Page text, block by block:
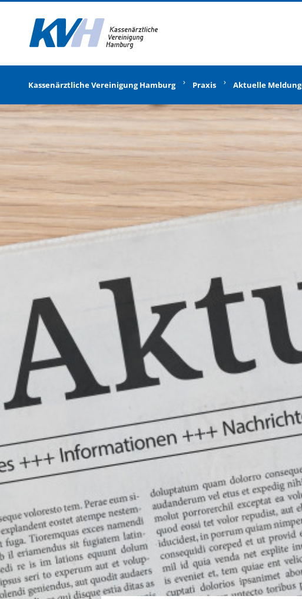
Kassenärztliche Vereinigung Hamburg Praxis Aktuelle